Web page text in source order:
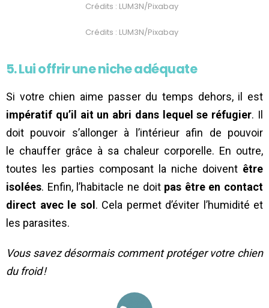
Crédits : LUM3N/Pixabay
Crédits : LUM3N/Pixabay
5. Lui offrir une niche adéquate
Si votre chien aime passer du temps dehors, il est
impératif qu’il ait un abri dans lequel se réfugier. Il
doit pouvoir s’allonger à l’intérieur afin de pouvoir
le chauffer grâce à sa chaleur corporelle. En outre,
toutes les parties composant la niche doivent être
isolées. Enfin, l’habitacle ne doit pas être en contact
direct avec le sol . Cela permet d’éviter l’humidité et
les parasites.
Vous savez désormais comment protéger votre chien
du froid !